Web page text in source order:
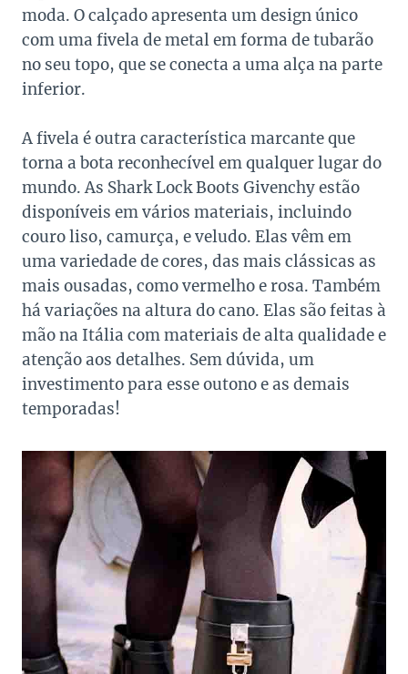
moda. O calçado apresenta um design único
com uma fivela de metal em forma de tubarão
no seu topo, que se conecta a uma alça na parte
inferior.
A fivela é outra característica marcante que
torna a bota reconhecível em qualquer lugar do
mundo. As Shark Lock Boots Givenchy estão
disponíveis em vários materiais, incluindo
couro liso, camurça, e veludo. Elas vêm em
uma variedade de cores, das mais clássicas as
mais ousadas, como vermelho e rosa. Também
há variações na altura do cano. Elas são feitas à
mão na Itália com materiais de alta qualidade e
atenção aos detalhes. Sem dúvida, um
investimento para esse outono e as demais
temporadas!